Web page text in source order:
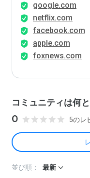
google.com
netflix.com
facebook.com
apple.com
foxnews.com
コミュニティは何
0 5のレ
並び順： 最新